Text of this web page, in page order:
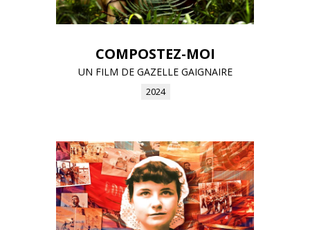
COMPOSTEZ-MOI
UN FILM DE GAZELLE GAIGNAIRE
2024